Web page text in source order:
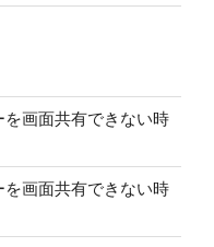
画面共有できない時
画面共有できない時